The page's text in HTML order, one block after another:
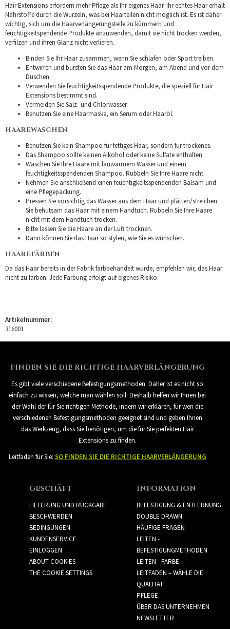
Hair Extensions erfordern mehr Pflege als Ihr eigenes Haar. Ihr echtes Haar erhält
Nährstoffe durch die Wurzeln, was bei Haarteilen nicht möglich ist. Es ist daher
wichtig, sich um die Haarverlängerungsteile zu kümmern und
feuchtigkeitspendende Produkte anzuwenden, damit sie nicht trocken werden,
verfilzen und ihren Glanz nicht verlieren.
Binden Sie Ihr Haar zusammen, wenn Sie schlafen oder Sport treiben.
Entwirren und bürsten Sie das Haar am Morgen, am Abend und vor dem
Duschen.
Verwenden Sie feuchtigkeitsspendende Produkte, die speziell für Hair
Extensions bestimmt sind.
Vermeiden Sie Salz- und Chlorwasser.
Benutzen Sie eine Haarmaske, ein Serum oder Haaröl.
HAAREWASCHEN
Benutzen Sie kein Shampoo für fettiges Haar, sondern für trockenes.
Das Shampoo sollte keinen Alkohol oder keine Sulfate enthalten.
Waschen Sie Ihre Haare mit lauwarmem Wasser und einem
feuchtigkeitsspendenden Shampoo. Rubbeln Sie Ihre Haare nicht.
Nehmen Sie anschließend einen feuchtigkeitsspendenden Balsam und
eine Pflegepackung.
Pressen Sie vorsichtig das Wasser aus dem Haar und plätten/streichen
Sie behutsam das Haar mit einem Handtuch. Rubbeln Sie Ihre Haare
nicht mit dem Handtuch trocken.
Bitte lassen Sie die Haare an der Luft trocknen.
Dann können Sie das Haar so stylen, wie Sie es wünschen.
HAAREFÄRBEN
Da das Haar bereits in der Fabrik farbbehandelt wurde, empfehlen wir, das Haar
nicht zu färben. Jede Färbung erfolgt auf eigenes Risiko.
Artikelnummer:
316001
FINDEN SIE DIE RICHTIGE HAARVERLÄNGERUNG
Es gibt viele verschiedene Befestigungsmethoden. Daher ist es nicht so
einfach zu wissen, welche man wählen soll. Deshalb helfen wir Ihnen bei
der Wahl der für Sie richtigen Methode, indem wir erklären, für wen die
verschiedenen Befestigungsmethoden geeignet sind und geben Ihnen
das Werkzeug, dass Sie benötigen, um die für Sie perfekten Hair
Extensions zu finden.
Leitfaden für Sie: SO FINDEN SIE DIE RICHTIGE HAARVERLÄNGERUNG
GESCHÄFT
LIEFERUNG UND RÜCKGABE
BESCHWERDEN
BEDINGUNGEN
KUNDENSERVICE
EINLOGGEN
ABOUT COOKIES
THE COOKIE SETTINGS
INFORMATION
BEFESTIGUNG & ENTFERNUNG
DOUBLE DRAWN
HÄUFIGE FRAGEN
LEITEN -
BEFESTIGUNGMETHODEN
LEITEN - FARBE
LEITFADEN – WÄHLE DIE
QUALITÄT
PFLEGE
ÜBER DAS UNTERNEHMEN
NEWSLETTER